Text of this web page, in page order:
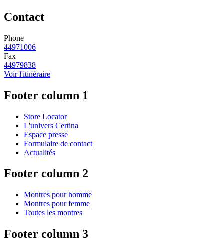
Contact
Phone
44971006
Fax
44979838
Voir l'itinéraire
Footer column 1
Store Locator
L'univers Certina
Espace presse
Formulaire de contact
Actualités
Footer column 2
Montres pour homme
Montres pour femme
Toutes les montres
Footer column 3